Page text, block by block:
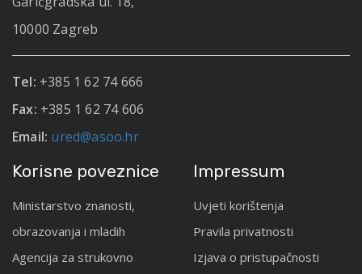
10000 Zagreb
Tel: +385 1 62 74 666
Fax: +385 1 62 74 606
Email: ured@asoo.hr
Korisne poveznice
Ministarstvo znanosti,
obrazovanja i mladih
Agencija za strukovno
Impressum
Uvjeti korištenja
Pravila privatnosti
Izjava o pristupačnosti